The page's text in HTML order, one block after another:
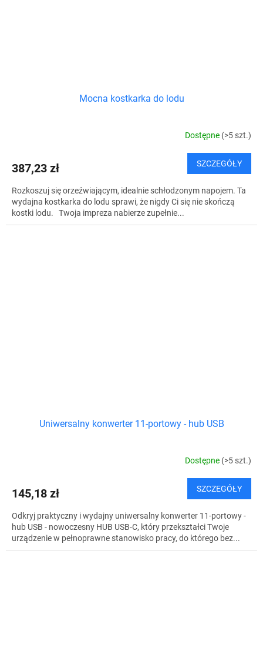
Mocna kostkarka do lodu
Dostępne (>5 szt.)
387,23 zł SZCZEGÓŁY
Rozkoszuj się orzeźwiającym, idealnie schłodzonym napojem. Ta
wydajna kostkarka do lodu sprawi, że nigdy Ci się nie skończą
kostki lodu. Twoja impreza nabierze zupełnie...
Uniwersalny konwerter 11-portowy - hub USB
Dostępne (>5 szt.)
145,18 zł SZCZEGÓŁY
Odkryj praktyczny i wydajny uniwersalny konwerter 11-portowy -
hub USB - nowoczesny HUB USB-C, który przekształci Twoje
urządzenie w pełnoprawne stanowisko pracy, do którego bez...